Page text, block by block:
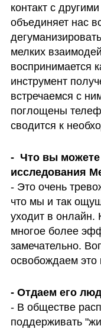
контакт с
объединяет нас
мелких
воспринимается
инструмент
встречаемся с
поглощены
сводится к
-  Что вы можете
- Это очень
что мы и так
уходит в онлайн.
многое более
замечательно.
освобождаем
- В обществе
поддерживать